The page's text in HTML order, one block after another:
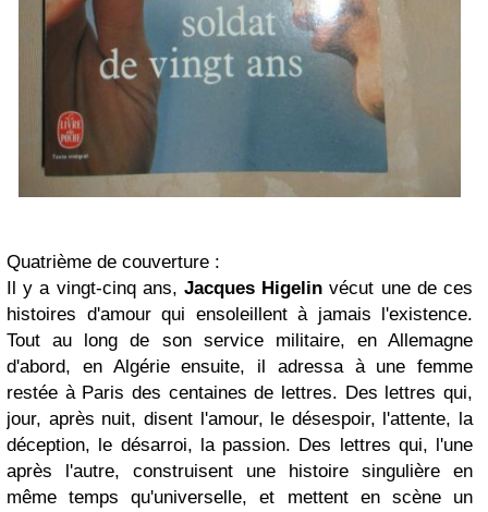
Quatrième de couverture :
Il y a vingt-cinq ans, Jacques Higelin vécut une de ces
histoires d'amour qui ensoleillent à jamais l'existence.
Tout au long de son service militaire, en Allemagne
d'abord, en Algérie ensuite, il adressa à une femme
restée à Paris des centaines de lettres. Des lettres qui,
jour, après nuit, disent l'amour, le désespoir, l'attente, la
déception, le désarroi, la passion. Des lettres qui, l'une
après l'autre, construisent une histoire singulière en
même temps qu'universelle, et mettent en scène un